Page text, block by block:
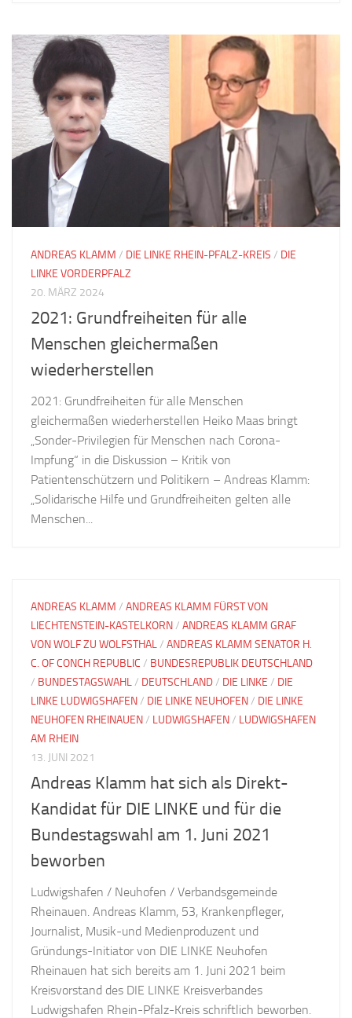
ANDREAS KLAMM / DIE LINKE RHEIN-PFALZ-KREIS / DIE
LINKE VORDERPFALZ
20. MÄRZ 2024
2021: Grundfreiheiten für alle
Menschen gleichermaßen
wiederherstellen
2021: Grundfreiheiten für alle Menschen
gleichermaßen wiederherstellen Heiko Maas bringt
„Sonder-Privilegien für Menschen nach Corona-
Impfung“ in die Diskussion – Kritik von
Patientenschützern und Politikern – Andreas Klamm:
„Solidarische Hilfe und Grundfreiheiten gelten alle
Menschen...
ANDREAS KLAMM / ANDREAS KLAMM FÜRST VON
LIECHTENSTEIN-KASTELKORN/ ANDREAS KLAMM GRAF
VON WOLF ZU WOLFSTHAL/ ANDREAS KLAMM SENATOR H.
C. OF CONCH REPUBLIC / BUNDESREPUBLIK DEUTSCHLAND
/ BUNDESTAGSWAHL/ DEUTSCHLAND/ DIE LINKE / DIE
LINKE LUDWIGSHAFEN/ DIE LINKE NEUHOFEN/ DIE LINKE
NEUHOFEN RHEINAUEN/ LUDWIGSHAFEN/ LUDWIGSHAFEN
AM RHEIN
13. JUNI 2021
Andreas Klamm hat sich als Direkt-
Kandidat für DIE LINKE und für die
Bundestagswahl am 1. Juni 2021
beworben
Ludwigshafen / Neuhofen / Verbandsgemeinde
Rheinauen. Andreas Klamm, 53, Krankenpfleger,
Journalist, Musik-und Medienproduzent und
Gründungs-Initiator von DIE LINKE Neuhofen
Rheinauen hat sich bereits am 1. Juni 2021 beim
Kreisvorstand des DIE LINKE Kreisverbandes
Ludwigshafen Rhein-Pfalz-Kreis schriftlich beworben.